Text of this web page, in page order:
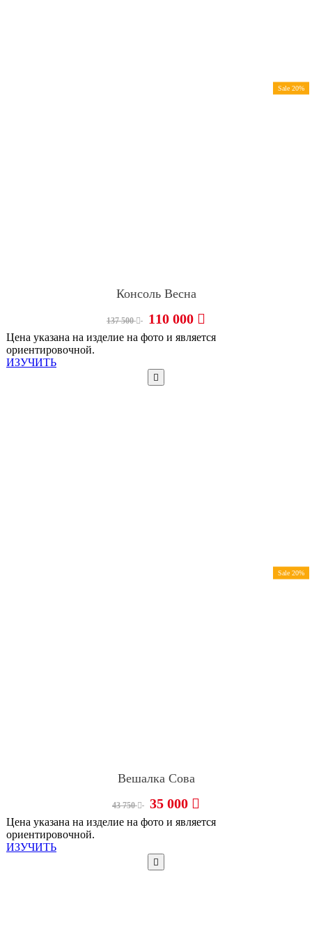
Sale 20%
Консоль Весна
137 500 110 000
Цена указана на изделие на фото и является
ориентировочной.
ИЗУЧИТЬ
Sale 20%
Вешалка Сова
43 750 35 000
Цена указана на изделие на фото и является
ориентировочной.
ИЗУЧИТЬ